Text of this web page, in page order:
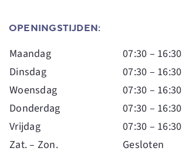
OPENINGSTIJDEN:
Maandag
07:30 – 16:30
Dinsdag
07:30 – 16:30
Woensdag
07:30 – 16:30
Donderdag
07:30 – 16:30
Vrijdag
07:30 – 16:30
Zat. – Zon.
Gesloten